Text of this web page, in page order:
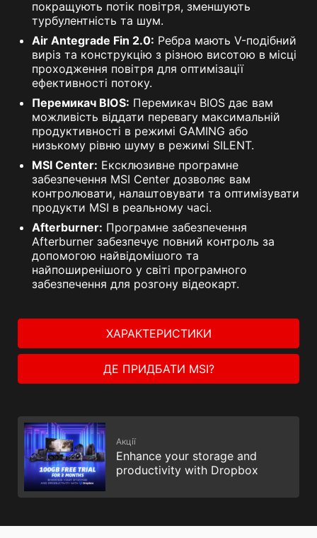
покращують потік повітря, зменшують
турбулентність та шум.
Air Antegrade Fin 2.0: Ребра мають V-подібний
виріз та конструкцію з різною висотою в місці
проходження повітря для оптимізації
ефективності потоку.
Перемикач BIOS: Перемикач BIOS дає вам
можливість віддати перевагу максимальній
продуктивності в режимі GAMING або
низькому рівню шуму в режимі SILENT.
MSI Center: Ексклюзивне програмне
забезпечення MSI Center дозволяє вам
контролювати, налаштовувати та оптимізувати
продукти MSI в реальному часі.
Afterburner: Програмне забезпечення
Afterburner забезпечує повний контроль за
допомогою найвідомішого та
найпоширенішого у світі програмного
забезпечення для розгону відеокарт.
ХАРАКТЕРИСТИКИ
ДЕ ПРИДБАТИ MSI?
Акції
Enhance your storage and
productivity with Dropbox